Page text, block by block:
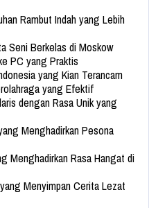
Rambut Indah yang Lebih
Seni Berkelas di Moskow
PC yang Praktis
yang Kian Terancam
yang Efektif
dengan Rasa Unik yang
Menghadirkan Pesona
Menghadirkan Rasa Hangat di
Menyimpan Cerita Lezat